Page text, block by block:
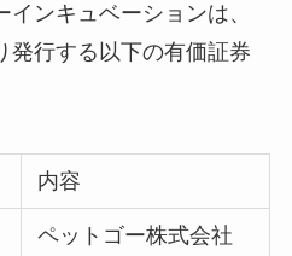
ンキュベーションは、
発行する以下の有価証券
内容
ペットゴー株式会社